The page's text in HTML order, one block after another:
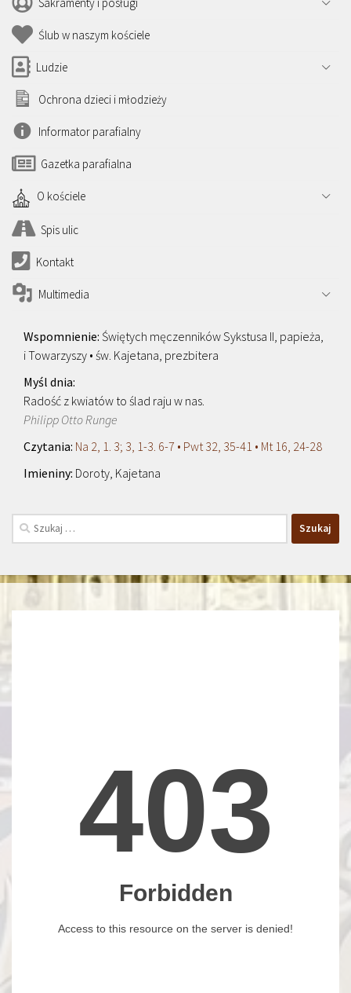
Sakramenty i posługi
Ślub w naszym kościele
Ludzie
Ochrona dzieci i młodzieży
Informator parafialny
Gazetka parafialna
O kościele
Spis ulic
Kontakt
Multimedia
Świętych męczenników Sykstusa II, papieża,
i Towarzyszy • św. Kajetana, prezbitera
Radość z kwiatów to ślad raju w nas.
Philipp Otto Runge
Na 2, 1. 3; 3, 1-3. 6-7 • Pwt 32, 35-41 • Mt 16, 24-28
Doroty, Kajetana
Szukaj: